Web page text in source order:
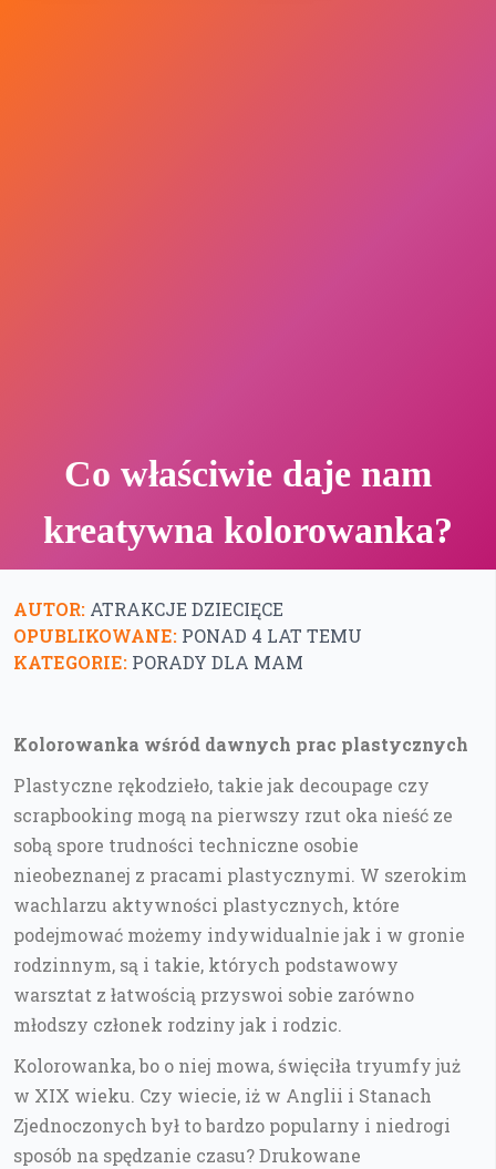
Co właściwie daje nam
kreatywna kolorowanka?
AUTOR: ATRAKCJE DZIECIĘCE
OPUBLIKOWANE: PONAD 4 LAT TEMU
KATEGORIE: PORADY DLA MAM
Kolorowanka wśród dawnych prac plastycznych
Plastyczne rękodzieło, takie jak decoupage czy
scrapbooking mogą na pierwszy rzut oka nieść ze
sobą spore trudności techniczne osobie
nieobeznanej z pracami plastycznymi. W szerokim
wachlarzu aktywności plastycznych, które
podejmować możemy indywidualnie jak i w gronie
rodzinnym, są i takie, których podstawowy
warsztat z łatwością przyswoi sobie zarówno
młodszy członek rodziny jak i rodzic.
Kolorowanka, bo o niej mowa, święciła tryumfy już
w XIX wieku. Czy wiecie, iż w Anglii i Stanach
Zjednoczonych był to bardzo popularny i niedrogi
sposób na spędzanie czasu? Drukowane